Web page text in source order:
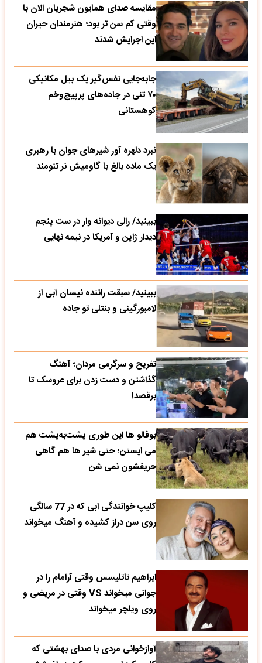
مقایسه صدای همایون شجریان الان با
وقتی کم سن تر بود؛ هنرمندان حیران
این اجرایش شدند
جابه‌جایی نفس‌گیر یک بیل مکانیکی
۷۰ تنی در جاده‌های پرپیچ‌وخم
کوهستانی
نبرد دلهره آور شیرهای جوان با رهبری
یک ماده بالغ با گاومیش نر تنومند
ببینید/ رالی دیوانه وار در ست پنجم
دیدار ژاپن و آمریکا در نیمه نهایی
ببینید/ سبقت راننده نیسان آبی از
لامبورگینی و بنتلی تو جاده
تفریح و سرگرمی مردان؛ آهنگ
گذاشتن و دست زدن برای عروسک تا
برقصد!
بوفالو ها این‌ طوری پشت‌به‌پشت هم
می‌ ایستن؛ حتی شیر ها هم گاهی
حریفشون نمی‌ شن
کلیپ خوانندگی ابی که در 77 سالگی
روی سن دراز کشیده و آهنگ میخواند
ابراهیم تاتلیسس وقتی آرامام را در
جوانی میخواند VS وقتی در مریضی و
روی ویلچر میخواند
آوازخوانی مردی با صدای بهشتی که